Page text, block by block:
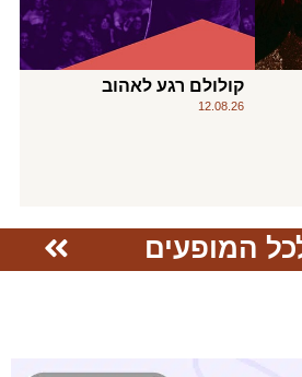
קולולם רגע לאהוב
12.08.26
המופעים